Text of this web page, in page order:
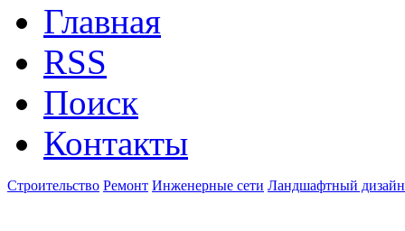
Главная
RSS
Поиск
Контакты
Строительство Ремонт Инженерные сети Ландшафтный дизайн